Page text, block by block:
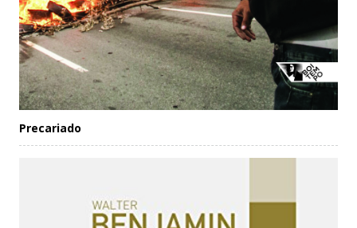
Precariado